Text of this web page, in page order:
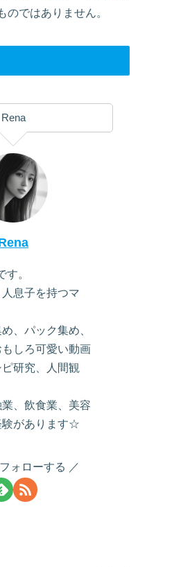
のではありません。
Rena
。
息子を持つマ
、パック集め、
しろ可愛い動画
研究、人間観
、飲食業、美容
験があります☆
ォローする